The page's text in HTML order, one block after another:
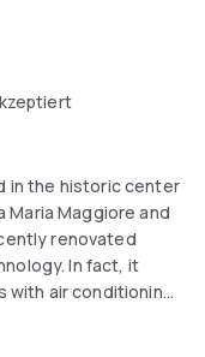
in the historic center
Maria Maggiore and
renovated
In fact, it
with air conditioning
classically